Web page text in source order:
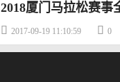
2018厦门马拉松赛事
 2017-09-19 11:10:59  0